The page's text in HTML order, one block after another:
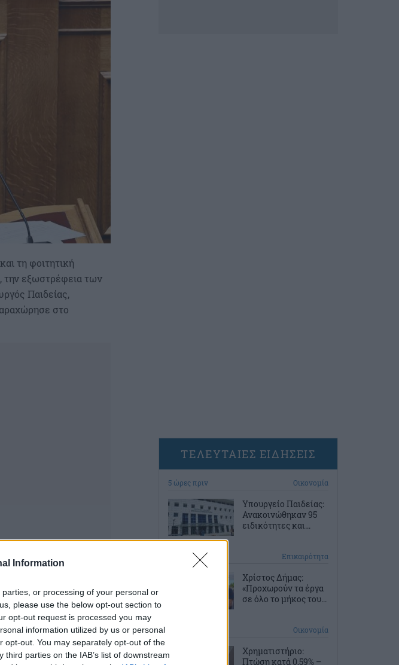
Information
or processing of your personal or
please use the below opt-out section to
opt-out request is processed you may
information utilized by us or personal
opt-out. You may separately opt-out of the
parties on the IAB’s list of downstream
και τη φοιτητική
την εξωστρέφεια των
Παιδείας,
στο
ΤΕΛΕΥΤΑΙΕΣ ΕΙΔΗΣΕΙΣ
5 ώρες πριν Οικονομία
Υπουργείο Παιδείας:
Ανακοινώθηκαν 95
ειδικότητες και...
6 ώρες πριν Επικαιρότητα
Χρίστος Δήμας:
«Προχωρούν τα έργα
σε όλο το μήκος του...
Οικονομία
Χρηματιστήριο:
Πτώση κατά 0,59% –